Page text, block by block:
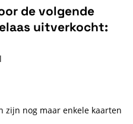
de volgende
uitverkocht:
zijn nog maar enkele kaarten